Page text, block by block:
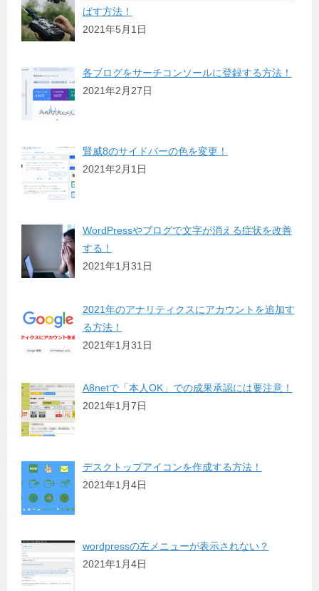
ばす方法！
2021年5月1日
各ブログをサーチコンソールに登録する方法！
2021年2月27日
賢威8のサイドバーの色を変更！
2021年2月1日
WordPressやブログで文字が消える症状を改善
する！
2021年1月31日
2021年のアナリティクスにアカウントを追加す
る方法！
2021年1月31日
A8netで「本人OK」での成果承認には要注意！
2021年1月7日
デスクトップアイコンを作成する方法！
2021年1月4日
wordpressの左メニューが表示されない？
2021年1月4日